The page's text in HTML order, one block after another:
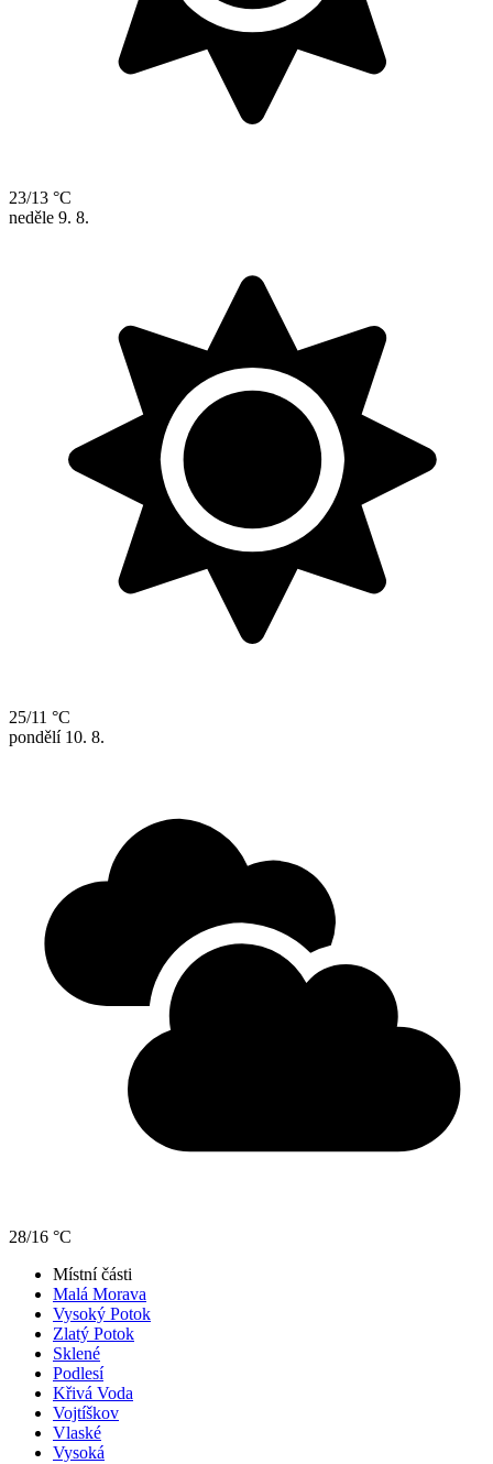
23/13 °C
neděle 9. 8.
25/11 °C
pondělí 10. 8.
28/16 °C
Místní části
Malá Morava
Vysoký Potok
Zlatý Potok
Sklené
Podlesí
Křivá Voda
Vojtíškov
Vlaské
Vysoká